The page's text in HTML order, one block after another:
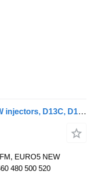
Volvo FH13, FL, FM, EURO5 NEW injectors, D13C, D13A, 380 PS, 440 PS, 4 VOLVO verstuiver voor Volvo VOLVO FH13, FL, FM, EURO5 NEW injectors, D13C, D13A, 380 PS, 440 PS, 460 PS, 480 PS, 500 PS, 520 PS, 540 PS, 20430583, 21244717, 20584346, 21371674, 85000873, 85003265, 21644603, 21582094, 21582101, 21028880, 21028884, 21644602, 21644598, 85003949, 21644596, 85003948, 21174444, 21644603, 21569191, 21509881, 21569200, 85013271, 85019271, 21569191, 21340616, 21371679, 85003268, 85145074, 21652515, 85013274, 85019274, 20430583 trekker
EURO5 NEW
480 500 520